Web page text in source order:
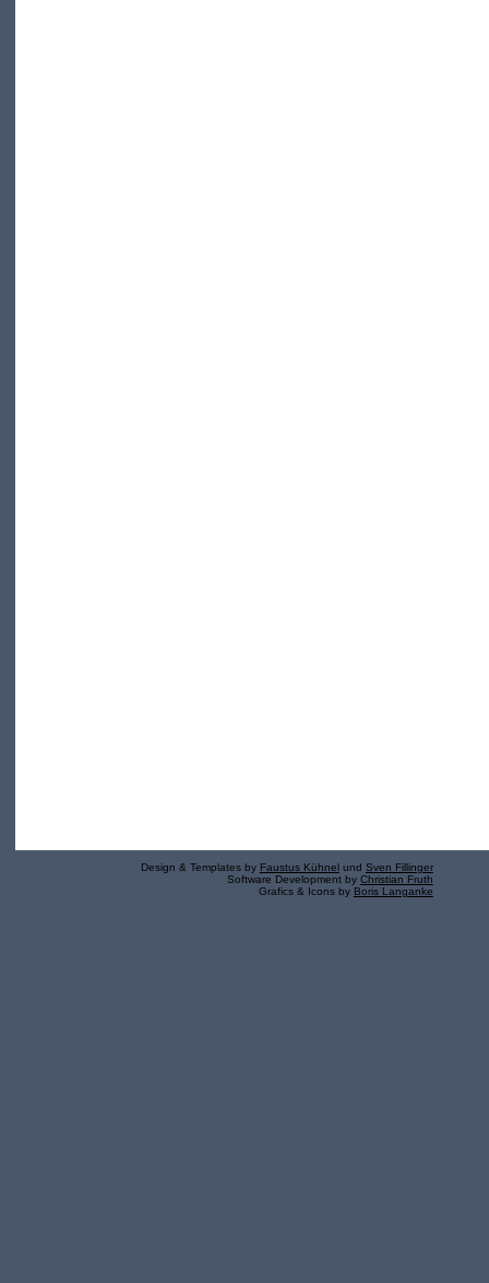
Design & Templates by Faustus Kühnel und Sven Fillinger
Software Development by Christian Fruth
Grafics & Icons by Boris Langanke